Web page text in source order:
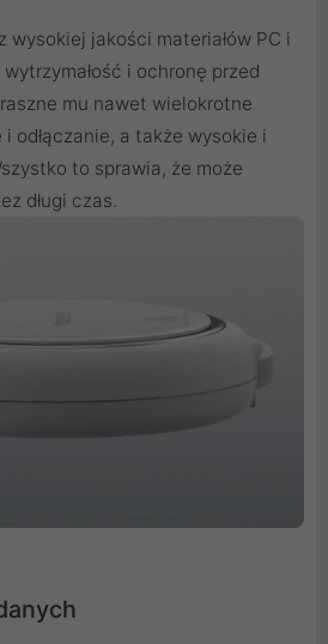
wysokiej jakości materiałów PC i
i ochronę przed
mu nawet wielokrotne
i odłączanie, a także wysokie i
to sprawia, że może
długi czas.